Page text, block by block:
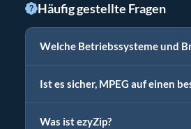
Häufig gestellte Fragen
Welche Betriebssysteme und
Ist es sicher, MPEG auf einen
Was ist ezyZip?